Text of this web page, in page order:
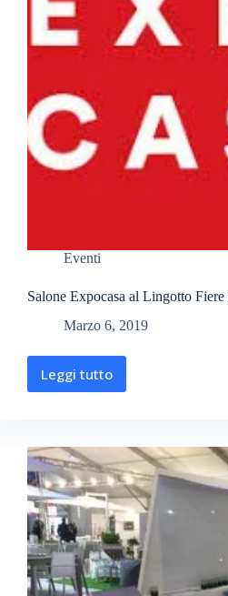
Eventi
Salone Expocasa al Lingotto
Marzo 6, 2019
Leggi tutto